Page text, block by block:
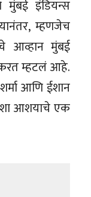
इंडियन्स
म्हणजेच
आव्हान मुंबई
करत म्हटलं आहे.
आणि ईशान
आशयाचे एक